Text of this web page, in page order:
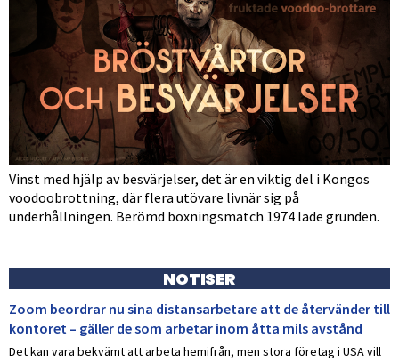
Vinst med hjälp av besvärjelser, det är en viktig del i Kongos
voodoobrottning, där flera utövare livnär sig på
underhållningen. Berömd boxningsmatch 1974 lade grunden.
NOTISER
Zoom beordrar nu sina distansarbetare att de återvänder till
kontoret – gäller de som arbetar inom åtta mils avstånd
Det kan vara bekvämt att arbeta hemifrån, men stora företag i USA vill